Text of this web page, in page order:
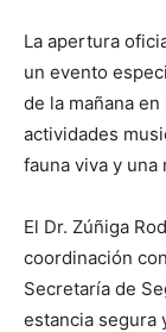
La apertura
un evento
de la mañana
actividades
fauna viva y una
El Dr. Zúñiga
coordinación
Secretaría de
estancia segura